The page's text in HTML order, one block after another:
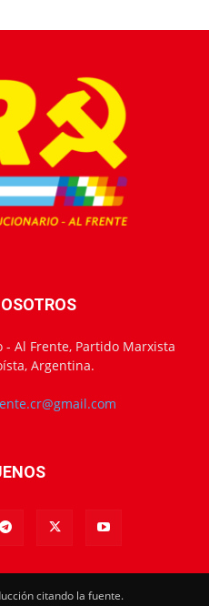
Al Frente, Partido Marxista
Argentina.
citando la fuente.